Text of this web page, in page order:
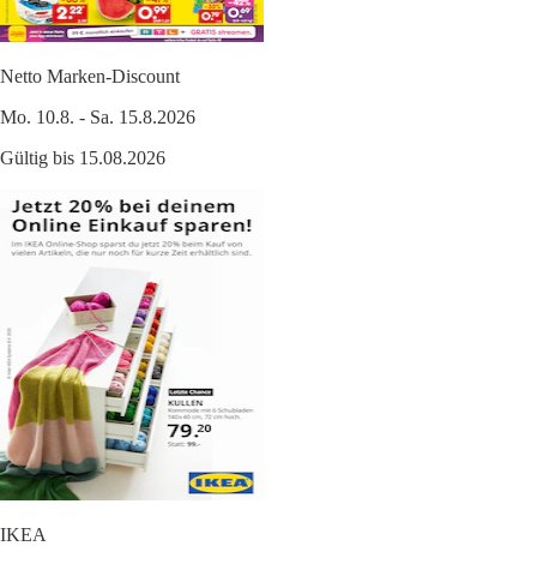
Netto Marken-Discount
Mo. 10.8. - Sa. 15.8.2026
Gültig bis 15.08.2026
IKEA